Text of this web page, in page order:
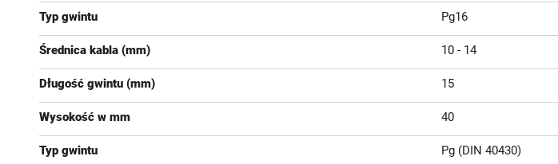
Typ gwintu Pg16
Średnica kabla (mm) 10 - 14
Długość gwintu (mm) 15
Wysokość w mm 40
Typ gwintu Pg (DIN 40430)